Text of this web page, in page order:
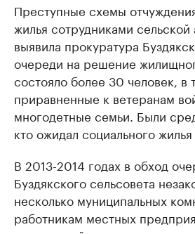
Преступные схемы
жилья сотрудниками
выявила прокуратура
очереди на решение
состояло более 30 человек, в
приравненные к ветеранам
многодетные семьи. Были
кто ожидал социального
В 2013-2014 годах в обход
Буздякского сельсовета
несколько муниципальных
работникам местных